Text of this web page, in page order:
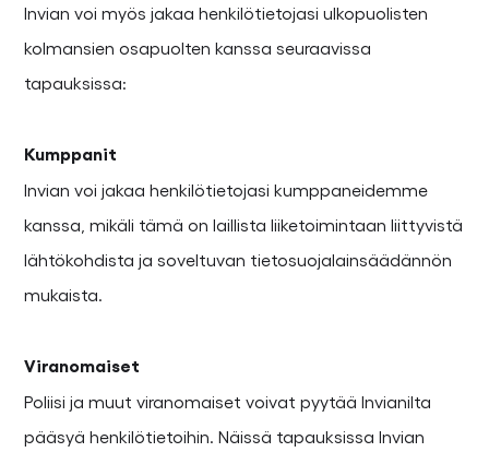
Invian voi myös jakaa henkilötietojasi ulkopuolisten
kolmansien osapuolten kanssa seuraavissa
tapauksissa:
Kumppanit
Invian voi jakaa henkilötietojasi kumppaneidemme
kanssa, mikäli tämä on laillista liiketoimintaan liittyvistä
lähtökohdista ja soveltuvan tietosuojalainsäädännön
mukaista.
Viranomaiset
Poliisi ja muut viranomaiset voivat pyytää Invianilta
pääsyä henkilötietoihin. Näissä tapauksissa Invian